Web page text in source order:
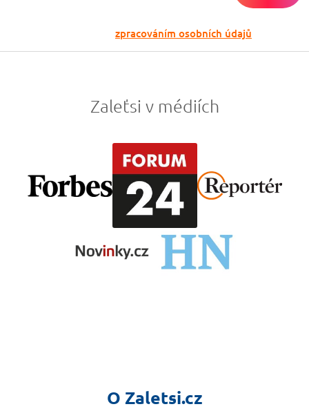
zpracováním osobních údajů
Zaleťsi v médiích
O Zaletsi.cz